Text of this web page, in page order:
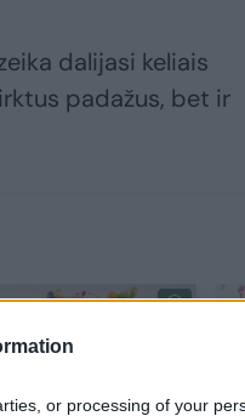
or processing of your
dalijasi keliais
padažus, bet ir